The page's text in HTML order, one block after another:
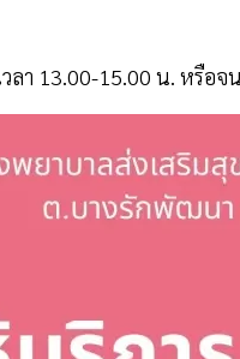
ลา 13.00-15.00 น. หรือจ